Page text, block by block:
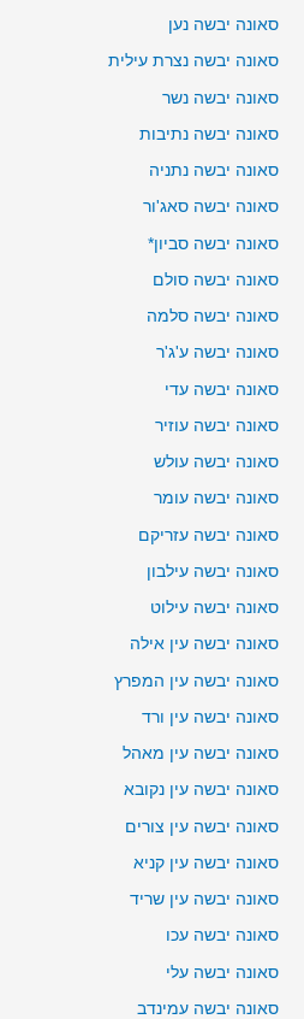
סאונה יבשה נען
סאונה יבשה נצרת עילית
סאונה יבשה נשר
סאונה יבשה נתיבות
סאונה יבשה נתניה
סאונה יבשה סאג'ור
סאונה יבשה סביון*
סאונה יבשה סולם
סאונה יבשה סלמה
סאונה יבשה ע'ג'ר
סאונה יבשה עדי
סאונה יבשה עוזיר
סאונה יבשה עולש
סאונה יבשה עומר
סאונה יבשה עזריקם
סאונה יבשה עילבון
סאונה יבשה עילוט
סאונה יבשה עין אילה
סאונה יבשה עין המפרץ
סאונה יבשה עין ורד
סאונה יבשה עין מאהל
סאונה יבשה עין נקובא
סאונה יבשה עין צורים
סאונה יבשה עין קניא
סאונה יבשה עין שריד
סאונה יבשה עכו
סאונה יבשה עלי
סאונה יבשה עמינדב